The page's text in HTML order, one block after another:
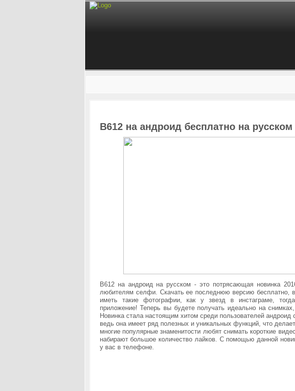
B612 на андроид бесплатно на русском
B612 на андроид на русском - это потрясающая новинка
любителям селфи. Скачать ее последнюю версию бесплатно,
иметь такие фотографии, как у звезд в инстаграме,
приложение! Теперь вы будете получать идеально на
Новинка стала настоящим хитом среди пользователей
ведь она имеет ряд полезных и уникальных функций, что
многие популярные знаменитости любят снимать короткие
набирают большое количество лайков. С помощью данной
у вас в телефоне.